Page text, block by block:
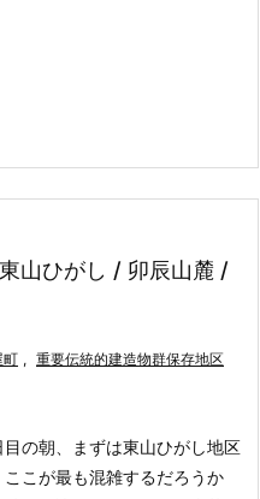
山ひがし / 卯辰山麓 /
町 , 重要伝統的建造物群保存地区
の朝、まずは東山ひがし地区
こが最も混雑するだろうか